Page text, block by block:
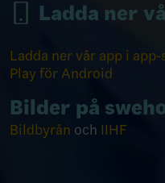
Ladda ner
Ladda ner vår app i
Play för Android
Bilder på
Bildbyrån och IIHF